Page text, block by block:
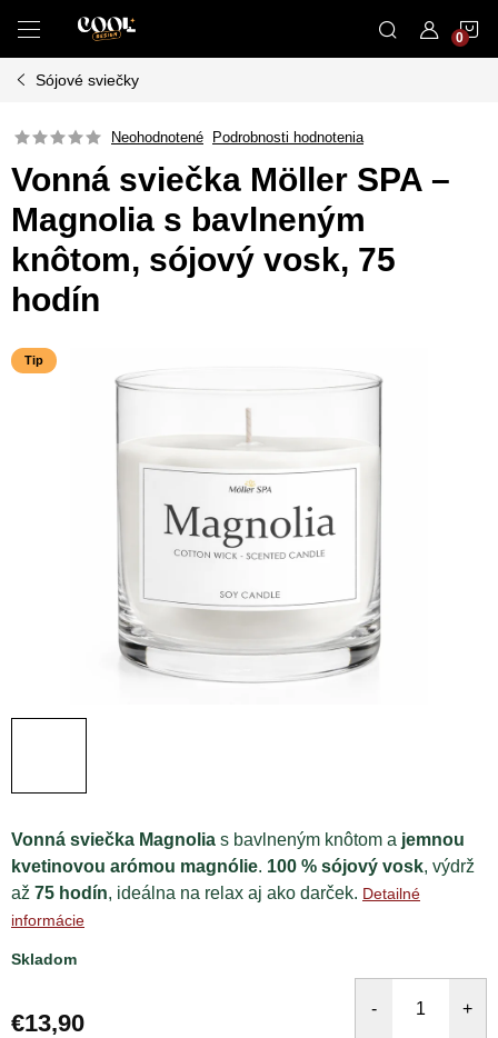
obsah
Sójové sviečky
Neohodnotené Podrobnosti hodnotenia
Vonná sviečka Möller SPA –
Magnolia s bavlneným
knôtom, sójový vosk, 75
hodín
Tip
Vonná sviečka Magnolia s bavlneným knôtom a jemnou
kvetinovou arómou magnólie. 100 % sójový vosk, výdrž
až 75 hodín, ideálna na relax aj ako darček. Detailné
informácie
Skladom
€13,90